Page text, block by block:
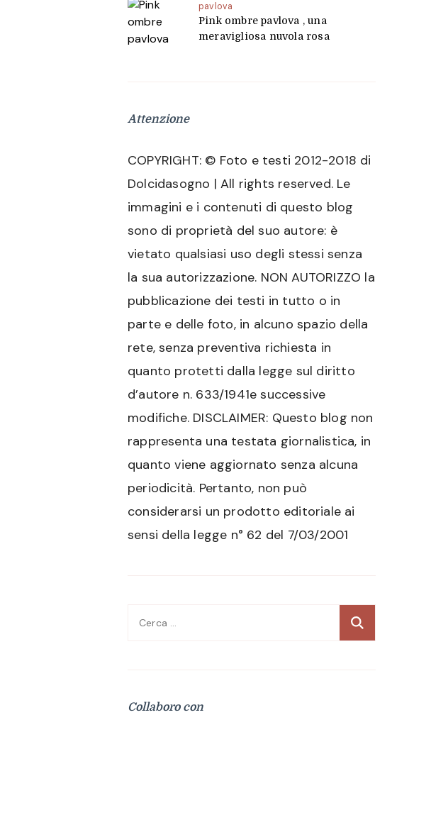
pavlova
Pink ombre pavlova , una
meravigliosa nuvola rosa
Attenzione
COPYRIGHT: © Foto e testi 2012-2018 di
Dolcidasogno | All rights reserved. Le
immagini e i contenuti di questo blog
sono di proprietà del suo autore: è
vietato qualsiasi uso degli stessi senza
la sua autorizzazione. NON AUTORIZZO la
pubblicazione dei testi in tutto o in
parte e delle foto, in alcuno spazio della
rete, senza preventiva richiesta in
quanto protetti dalla legge sul diritto
d’autore n. 633/1941e successive
modifiche. DISCLAIMER: Questo blog non
rappresenta una testata giornalistica, in
quanto viene aggiornato senza alcuna
periodicità. Pertanto, non può
considerarsi un prodotto editoriale ai
sensi della legge n° 62 del 7/03/2001
Ricerca
Collaboro con